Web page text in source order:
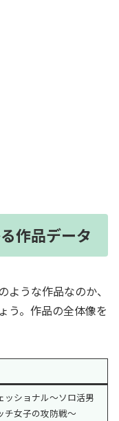
作品データ
うな作品なのか、
う。作品の全体像を
ッショナル～ソロ活男
チ女子の攻防戦～